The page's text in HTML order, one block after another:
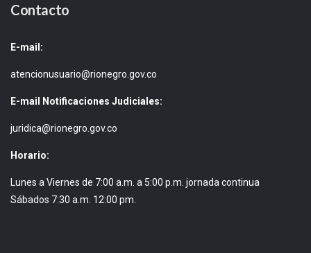
Contacto
E-mail:
atencionusuario@rionegro.gov.co
E-mail Notificaciones Judiciales:
juridica@rionegro.gov.co
Horario:
Lunes a Viernes de 7:00 a.m. a 5:00 p.m. jornada continua
Sábados 7:30 a.m. 12:00 pm.